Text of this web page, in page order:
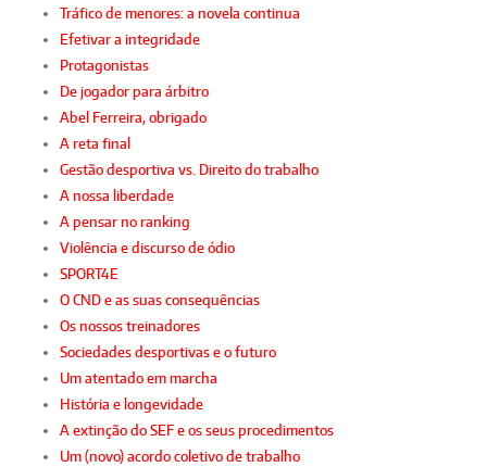
Tráfico de menores: a novela continua
Efetivar a integridade
Protagonistas
De jogador para árbitro
Abel Ferreira, obrigado
A reta final
Gestão desportiva vs. Direito do trabalho
A nossa liberdade
A pensar no ranking
Violência e discurso de ódio
SPORT4E
O CND e as suas consequências
Os nossos treinadores
Sociedades desportivas e o futuro
Um atentado em marcha
História e longevidade
A extinção do SEF e os seus procedimentos
Um (novo) acordo coletivo de trabalho